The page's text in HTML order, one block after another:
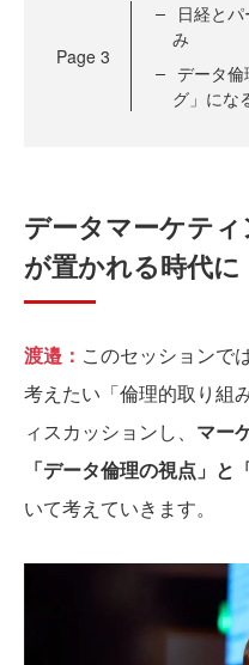
Page 3
日経と
み
データ
グ」にな
データマーケティ
が置かれる時代に
渡邉： このセッションで
考えたい「倫理的取り組
ィスカッションし、 マー
「データ倫理の視点」と
いて考えていきます。